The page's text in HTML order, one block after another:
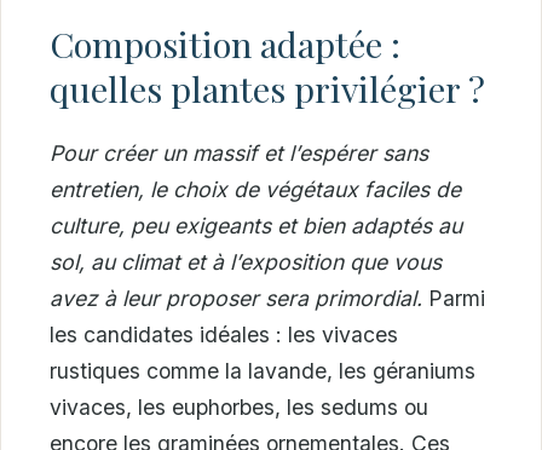
Composition adaptée :
quelles plantes privilégier ?
Pour créer un massif et l’espérer sans
entretien, le choix de végétaux faciles de
culture, peu exigeants et bien adaptés au
sol, au climat et à l’exposition que vous
avez à leur proposer sera primordial. Parmi
les candidates idéales : les vivaces
rustiques comme la lavande, les géraniums
vivaces, les euphorbes, les sedums ou
encore les graminées ornementales. Ces